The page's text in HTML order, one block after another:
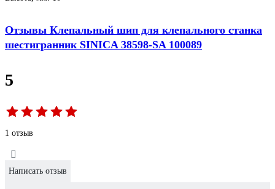
Отзывы Клепальный шип для клепального станка
шестигранник SINICA 38598-SA 100089
5
1 отзыв
Написать отзыв